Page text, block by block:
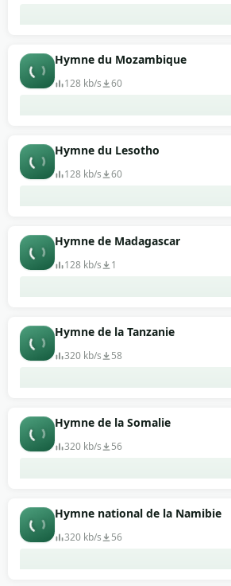
Hymne du Mozambique
128 kb/s 60
Hymne du Lesotho
128 kb/s 60
Hymne de Madagascar
128 kb/s 1
Hymne de la Tanzanie
320 kb/s 58
Hymne de la Somalie
320 kb/s 56
Hymne national de la Namibie
320 kb/s 56